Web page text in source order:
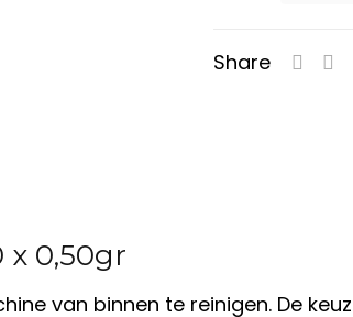
Share
x 0,50gr
van binnen te reinigen. De